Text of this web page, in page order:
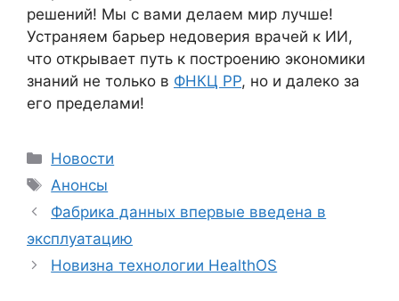
решений! Мы с вами делаем мир лучше!
Устраняем барьер недоверия врачей к ИИ,
что открывает путь к построению экономики
знаний не только в ФНКЦ РР, но и далеко за
его пределами!
Рубрики
Новости
Метки
Анонсы
Фабрика данных впервые введена в
эксплуатацию
Новизна технологии HealthOS